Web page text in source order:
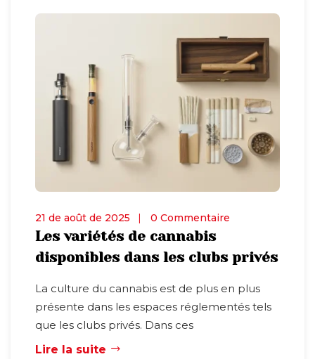
21 de août de 2025 0 Commentaire
Les variétés de cannabis
disponibles dans les clubs privés
La culture du cannabis est de plus en plus
présente dans les espaces réglementés tels
que les clubs privés. Dans ces
Lire la suite